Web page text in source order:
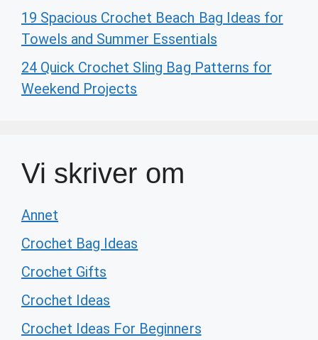
19 Spacious Crochet Beach Bag Ideas for
Towels and Summer Essentials
24 Quick Crochet Sling Bag Patterns for
Weekend Projects
Vi skriver om
Annet
Crochet Bag Ideas
Crochet Gifts
Crochet Ideas
Crochet Ideas For Beginners